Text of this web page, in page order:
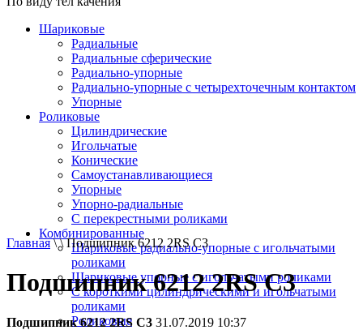
Шариковые
Радиальные
Радиальные сферические
Радиально-упорные
Радиально-упорные с четырехточечным контактом
Упорные
Роликовые
Цилиндрические
Игольчатые
Конические
Самоустанавливающиеся
Упорные
Упорно-радиальные
C перекрестными роликами
Комбинированные
Шариковые радиально-упорные с игольчатыми
роликами
Шариковые упорные с игольчатыми роликами
С короткими цилиндрическими и игольчатыми
роликами
Роликовые
Главная\ \ Подшипник 6212 2RS C3
Подшипник 6212 2RS C3
Подшипник 6212 2RS C3 31.07.2019 10:37